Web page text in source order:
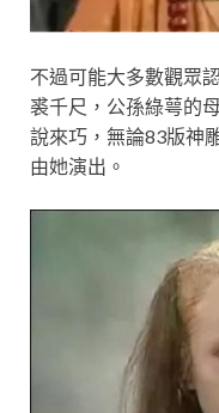
不過可能大多數觀眾
裘千尺，公孫綠萼的
說來巧，無論83版神
由她演出。